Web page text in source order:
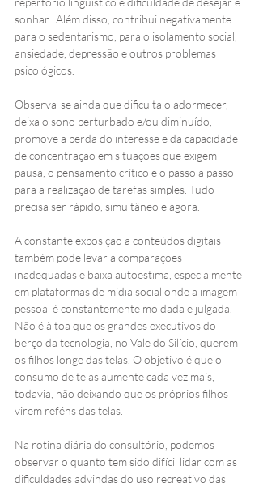
sonhar.  Além disso, contribui negativamente
para o sedentarismo, para o isolamento social,
ansiedade, depressão e outros problemas
psicológicos.
Observa-se ainda que dificulta o adormecer,
deixa o sono perturbado e/ou diminuído,
promove a perda do interesse e da capacidade
de concentração em situações que exigem
pausa, o pensamento crítico e o passo a passo
para a realização de tarefas simples. Tudo
precisa ser rápido, simultâneo e agora.
A constante exposição a conteúdos digitais
também pode levar a comparações
inadequadas e baixa autoestima, especialmente
em plataformas de mídia social onde a imagem
pessoal é constantemente moldada e julgada.
Não é à toa que os grandes executivos do
berço da tecnologia, no Vale do Silício, querem
os filhos longe das telas. O objetivo é que o
consumo de telas aumente cada vez mais,
todavia, não deixando que os próprios filhos
virem reféns das telas.
Na rotina diária do consultório, podemos
observar o quanto tem sido difícil lidar com as
dificuldades advindas do uso recreativo das